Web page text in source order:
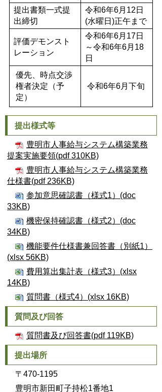
提出書類一式提
出締切
令和6年6月12日
(水曜日)正午まで
評価デモンスト
レーション
令和6年6月17日
～令和6年6月18
日
優先、時点交渉
権者決定（予
定）
令和6年6月下旬
提出様式等
豊明市人事給与システム構築業務
提案実施要領(pdf 310KB)
豊明市人事給与システム構築業務
仕様書(pdf 236KB)
参加意思確認書（様式1）(doc
33KB)
機密保持確認書（様式2）(doc
34KB)
機能要件仕様書兼回答書（別紙1）
(xlsx 56KB)
費用算出集計表（様式3）(xlsx
14KB)
質問書（様式4）(xlsx 16KB)
質問及び回答
質問書及び回答書(pdf 119KB)
提出場所
〒470-1195
豊明市新田町子持松1番地1